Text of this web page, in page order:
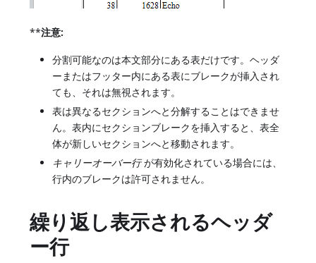
**注意:
分割可能なのは本文部分にある表だけです。ヘッダ
ーまたはフッター内にある表にブレークが挿入され
ても、それは無視されます。
表は異なるセクションへと分解することはできませ
ん。表内にセクションブレークを挿入すると、表全
体が新しいセクションへと移動されます。
キャリーオーバー行が有効化されている場合には、
行内のブレークは許可されません。
繰り返し表示されるヘッダ
ー行